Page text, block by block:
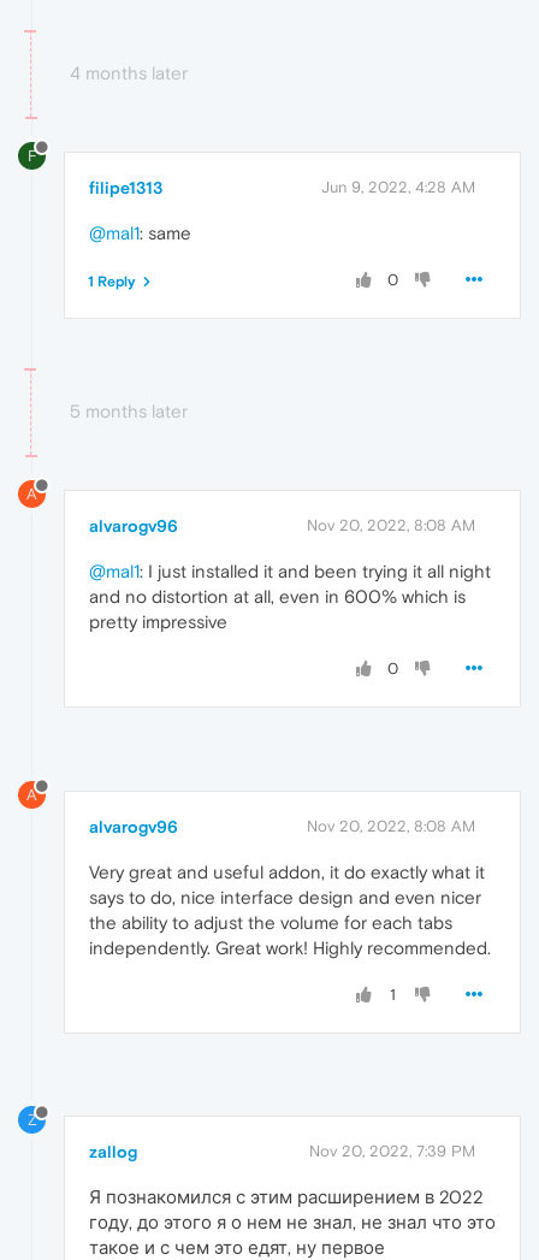
4 months later
F
filipe1313 Jun 9, 2022, 4:28 AM
@mal1: same
0
1 Reply
5 months later
A
alvarogv96 Nov 20, 2022, 8:08 AM
@mal1: I just installed it and been trying it all night
and no distortion at all, even in 600% which is
pretty impressive
0
A
alvarogv96 Nov 20, 2022, 8:08 AM
Very great and useful addon, it do exactly what it
says to do, nice interface design and even nicer
the ability to adjust the volume for each tabs
independently. Great work! Highly recommended.
1
Z
zallog Nov 20, 2022, 7:39 PM
Я познакомился с этим расширением в 2022
году, до этого я о нем не знал, не знал что это
такое и с чем это едят, ну первое